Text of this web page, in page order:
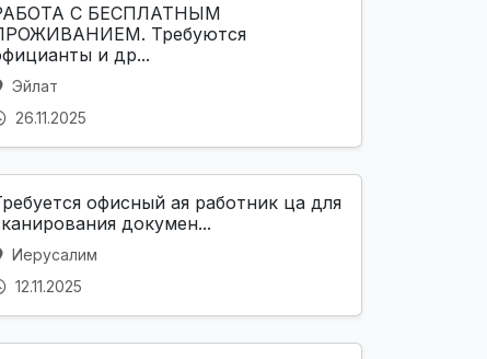
С БЕСПЛАТНЫМ
Требуются
и др...
Эйлат
26.11.2025
офисный ая работник ца для
докумен...
Иерусалим
12.11.2025